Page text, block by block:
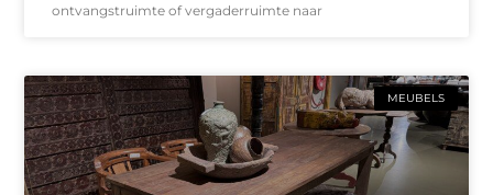
ontvangstruimte of vergaderruimte naar
MEUBELS